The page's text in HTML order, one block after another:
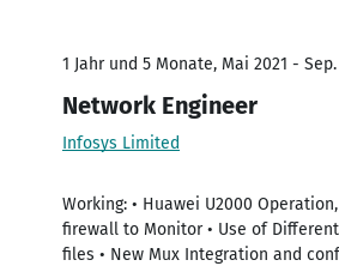
1 Jahr und 5 Monate, Mai 2021 -
Network Engineer
Infosys Limited
Working: • Huawei U2000 Operation,
firewall to Monitor • Use of
files • New Mux Integration and